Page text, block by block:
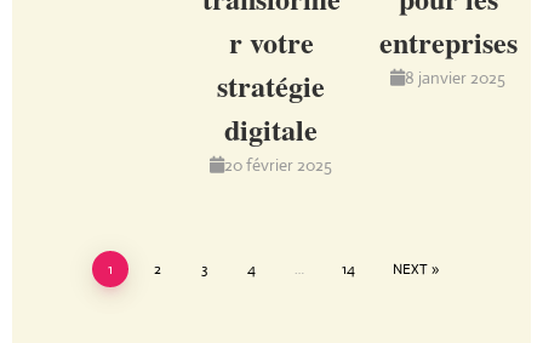
r votre
stratégie
digitale
20 février 2025
entreprises
8 janvier 2025
1 2 3 4 … 14 NEXT